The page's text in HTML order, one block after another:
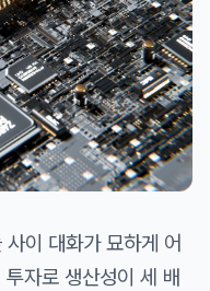
이 대화가 묘하게 어
자로 생산성이 세 배